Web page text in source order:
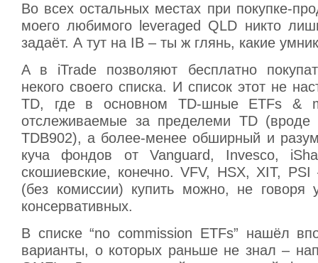
Во всех остальных местах при покупке-
моего любимого leveraged QLD никто
задаёт. А тут на IB – ты ж глянь, какие
A в iTrade позволяют бесплатно
некого своего списка. И список этот не
TD, где в основном TD-шные ETFs &
отслеживаемые за пределеми TD (вроде
TDB902), а более-менее обширный и
куча фондов от Vanguard, Invesco,
скошиевские, конечно. VFV, HSX, XIT, PSI
(без комиссии) купить можно, не говоря
консервативных.
В списке “no commission ETFs” нашёл
варианты, о которых раньше не знал –